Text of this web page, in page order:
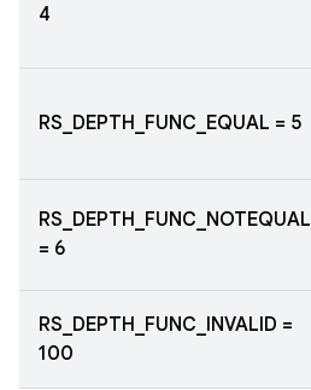
4
RS_DEPTH_FUNC_EQUAL = 5
RS_DEPTH_FUNC_NOTEQUAL
= 6
RS_DEPTH_FUNC_INVALID =
100